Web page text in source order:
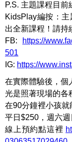
P.S. 主題課程目前
KidsPlay編按：
出全新課程！請持
FB:
https://
501
IG: https://
在實際體驗後，個
光是照著現場的各
在90分鐘裡小孩就
平日$250，週六週
線上預約點這裡